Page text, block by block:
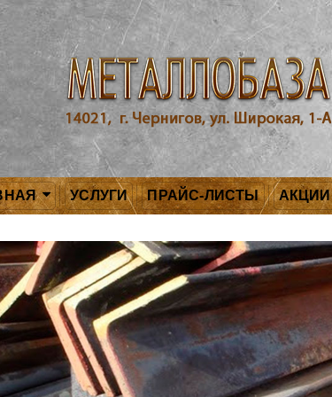
УСЛУГИ ПРАЙС-ЛИСТЫ АКЦИИ